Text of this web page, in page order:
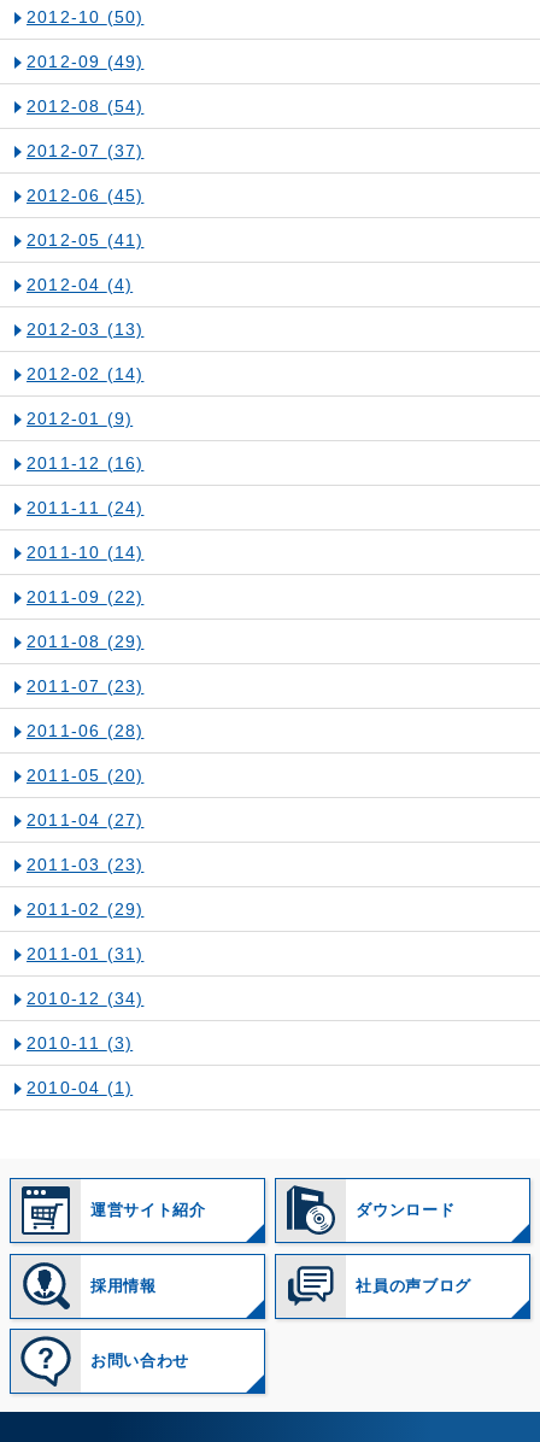
2012-10 (50)
2012-09 (49)
2012-08 (54)
2012-07 (37)
2012-06 (45)
2012-05 (41)
2012-04 (4)
2012-03 (13)
2012-02 (14)
2012-01 (9)
2011-12 (16)
2011-11 (24)
2011-10 (14)
2011-09 (22)
2011-08 (29)
2011-07 (23)
2011-06 (28)
2011-05 (20)
2011-04 (27)
2011-03 (23)
2011-02 (29)
2011-01 (31)
2010-12 (34)
2010-11 (3)
2010-04 (1)
運営サイト紹介 ダウンロード
採用情報 社員の声ブログ
お問い合わせ